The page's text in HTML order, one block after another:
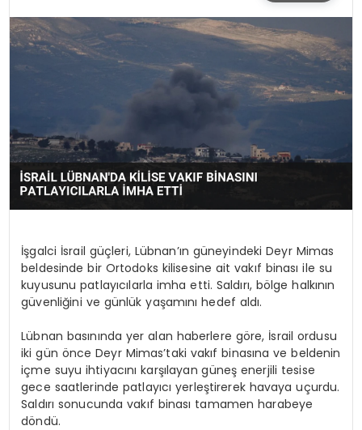
YAŞAM
İşgalci İsrail güçleri, Lübnan’ın güneyindeki Deyr Mimas
beldesinde bir Ortodoks kilisesine ait vakıf binası ile su
kuyusunu patlayıcılarla imha etti. Saldırı, bölge halkının
güvenliğini ve günlük yaşamını hedef aldı.
Lübnan basınında yer alan haberlere göre, İsrail ordusu
iki gün önce Deyr Mimas’taki vakıf binasına ve beldenin
içme suyu ihtiyacını karşılayan güneş enerjili tesise
gece saatlerinde patlayıcı yerleştirerek havaya uçurdu.
Saldırı sonucunda vakıf binası tamamen harabeye
döndü.